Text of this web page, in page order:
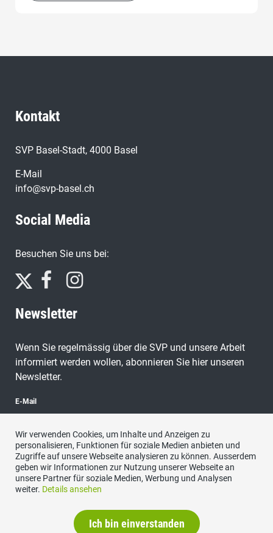
Kontakt
SVP Basel-Stadt, 4000 Basel
E-Mail
info@svp-basel.ch
Social Media
Besuchen Sie uns bei:
Newsletter
Wenn Sie regelmässig über die SVP und unsere Arbeit
informiert werden wollen, abonnieren Sie hier unseren
Newsletter.
E-Mail
abonnieren
Datenschutzerklärung|Kontakt
Wir verwenden Cookies, um Inhalte und Anzeigen zu
personalisieren, Funktionen für soziale Medien anbieten und
Zugriffe auf unsere Webseite analysieren zu können. Ausserdem
geben wir Informationen zur Nutzung unserer Webseite an
unsere Partner für soziale Medien, Werbung und Analysen
weiter. Details ansehen
Ich bin einverstanden